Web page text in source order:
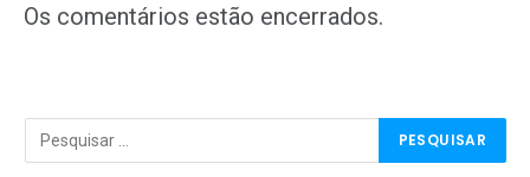
Os comentários estão encerrados.